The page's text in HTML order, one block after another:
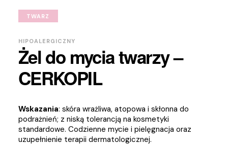
TWARZ
HIPOALERGICZNY
Żel do mycia twarzy –
CERKOPIL
Wskazania: skóra wrażliwa, atopowa i skłonna do
podrażnień; z niską tolerancją na kosmetyki
standardowe. Codzienne mycie i pielęgnacja oraz
uzupełnienie terapii dermatologicznej.